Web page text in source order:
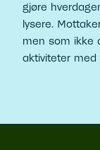
gjøre
lysere.
men som ikke
aktiviteter med